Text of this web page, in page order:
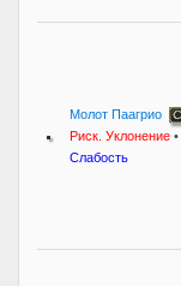
Молот Паагрио
Риск. Уклонение •
Слабость